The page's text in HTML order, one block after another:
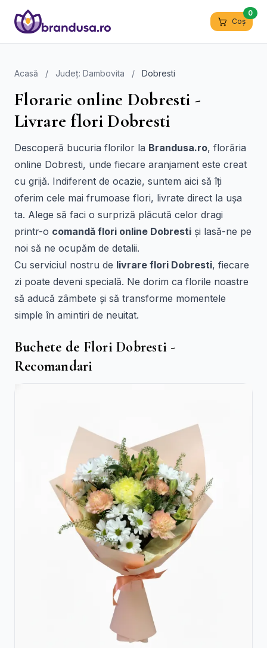
Coș
0
Acasă / Județ: Dambovita / Dobresti
Florarie online Dobresti -
Livrare flori Dobresti
Descoperă bucuria florilor la Brandusa.ro, florăria
online Dobresti, unde fiecare aranjament este creat
cu grijă. Indiferent de ocazie, suntem aici să îți
oferim cele mai frumoase flori, livrate direct la ușa
ta. Alege să faci o surpriză plăcută celor dragi
printr-o comandă flori online Dobresti și lasă-ne pe
noi să ne ocupăm de detalii.
Cu serviciul nostru de livrare flori Dobresti, fiecare
zi poate deveni specială. Ne dorim ca florile noastre
să aducă zâmbete și să transforme momentele
simple în amintiri de neuitat.
Buchete de Flori Dobresti -
Recomandari